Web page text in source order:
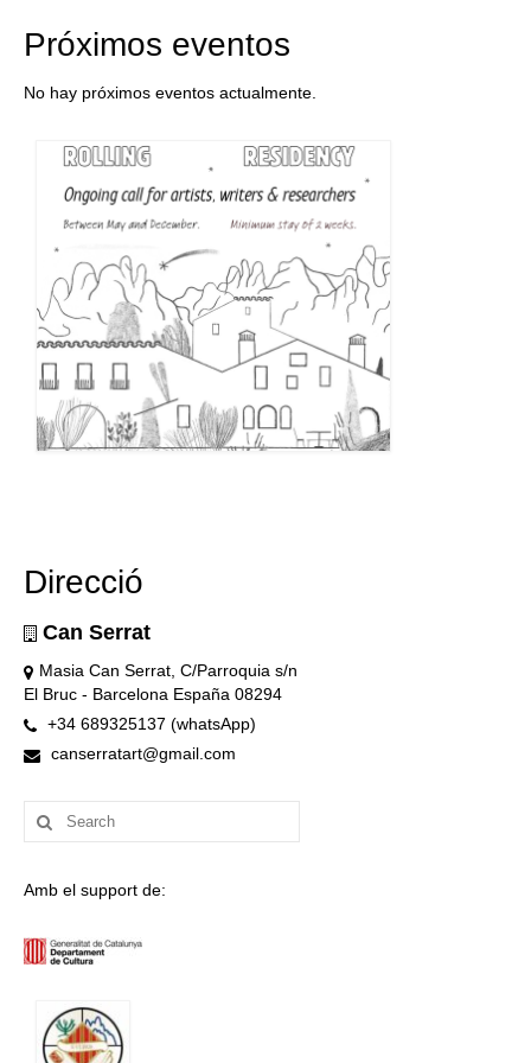
Próximos eventos
No hay próximos eventos actualmente.
Direcció
Can Serrat
Masia Can Serrat, C/Parroquia s/n
El Bruc - Barcelona España 08294
+34 689325137 (whatsApp)
canserratart@gmail.com
Search
for:
Amb el support de: